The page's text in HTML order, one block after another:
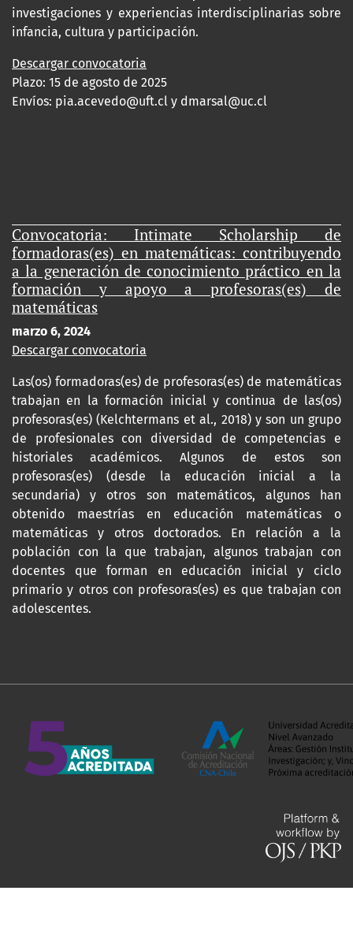
investigaciones y experiencias interdisciplinarias sobre
infancia, cultura y participación.
Descargar convocatoria
Plazo: 15 de agosto de 2025
Envíos: pia.acevedo@uft.cl y dmarsal@uc.cl
Convocatoria: Intimate Scholarship de
formadoras(es) en matemáticas: contribuyendo
a la generación de conocimiento práctico en la
formación y apoyo a profesoras(es) de
matemáticas
marzo 6, 2024
Descargar convocatoria
Las(os) formadoras(es) de profesoras(es) de matemáticas
trabajan en la formación inicial y continua de las(os)
profesoras(es) (Kelchtermans et al., 2018) y son un grupo
de profesionales con diversidad de competencias e
historiales académicos. Algunos de estos son
profesoras(es) (desde la educación inicial a la
secundaria) y otros son matemáticos, algunos han
obtenido maestrías en educación matemáticas o
matemáticas y otros doctorados. En relación a la
población con la que trabajan, algunos trabajan con
docentes que forman en educación inicial y ciclo
primario y otros con profesoras(es) es que trabajan con
adolescentes.